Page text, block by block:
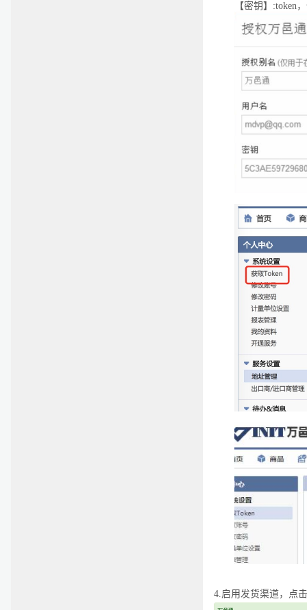
【密钥】:token
4.启用发货渠道，点